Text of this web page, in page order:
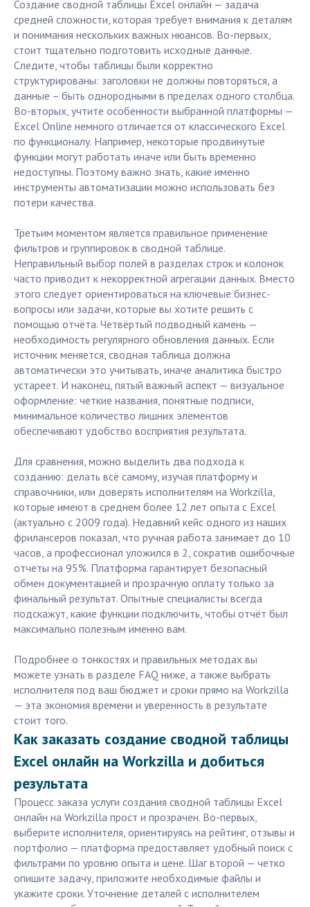
Создание сводной таблицы Excel онлайн — задача
средней сложности, которая требует внимания к деталям
и понимания нескольких важных нюансов. Во-первых,
стоит тщательно подготовить исходные данные.
Следите, чтобы таблицы были корректно
структурированы: заголовки не должны повторяться, а
данные – быть однородными в пределах одного столбца.
Во-вторых, учтите особенности выбранной платформы —
Excel Online немного отличается от классического Excel
по функционалу. Например, некоторые продвинутые
функции могут работать иначе или быть временно
недоступны. Поэтому важно знать, какие именно
инструменты автоматизации можно использовать без
потери качества.
Третьим моментом является правильное применение
фильтров и группировок в сводной таблице.
Неправильный выбор полей в разделах строк и колонок
часто приводит к некорректной агрегации данных. Вместо
этого следует ориентироваться на ключевые бизнес-
вопросы или задачи, которые вы хотите решить с
помощью отчёта. Четвёртый подводный камень —
необходимость регулярного обновления данных. Если
источник меняется, сводная таблица должна
автоматически это учитывать, иначе аналитика быстро
устареет. И наконец, пятый важный аспект — визуальное
оформление: четкие названия, понятные подписи,
минимальное количество лишних элементов
обеспечивают удобство восприятия результата.
Для сравнения, можно выделить два подхода к
созданию: делать всё самому, изучая платформу и
справочники, или доверять исполнителям на Workzilla,
которые имеют в среднем более 12 лет опыта с Excel
(актуально с 2009 года). Недавний кейс одного из наших
фрилансеров показал, что ручная работа занимает до 10
часов, а профессионал уложился в 2, сократив ошибочные
отчеты на 95%. Платформа гарантирует безопасный
обмен документацией и прозрачную оплату только за
финальный результат. Опытные специалисты всегда
подскажут, какие функции подключить, чтобы отчёт был
максимально полезным именно вам.
Подробнее о тонкостях и правильных методах вы
можете узнать в разделе FAQ ниже, а также выбрать
исполнителя под ваш бюджет и сроки прямо на Workzilla
— эта экономия времени и уверенность в результате
стоит того.
Как заказать создание сводной таблицы
Excel онлайн на Workzilla и добиться
результата
Процесс заказа услуги создания сводной таблицы Excel
онлайн на Workzilla прост и прозрачен. Во-первых,
выберите исполнителя, ориентируясь на рейтинг, отзывы и
портфолио — платформа предоставляет удобный поиск с
фильтрами по уровню опыта и цене. Шаг второй — четко
опишите задачу, приложите необходимые файлы и
укажите сроки. Уточнение деталей с исполнителем